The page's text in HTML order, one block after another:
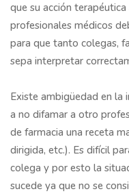
que su acción
profesionales médicos
para que tanto colegas,
sepa interpretar
Existe ambigüedad en la
a no difamar a otro
de farmacia una receta
dirigida, etc.). Es difícil
colega y por esto la
sucede ya que no se